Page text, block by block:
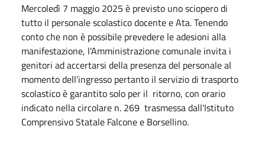
Mercoledì 7 maggio 2025 è previsto uno sciopero di
tutto il personale scolastico docente e Ata. Tenendo
conto che non è possibile prevedere le adesioni alla
manifestazione, l'Amministrazione comunale invita i
genitori ad accertarsi della presenza del personale al
momento dell’ingresso pertanto il servizio di trasporto
scolastico è garantito solo per il ritorno, con orario
indicato nella circolare n. 269 trasmessa dall'Istituto
Comprensivo Statale Falcone e Borsellino.